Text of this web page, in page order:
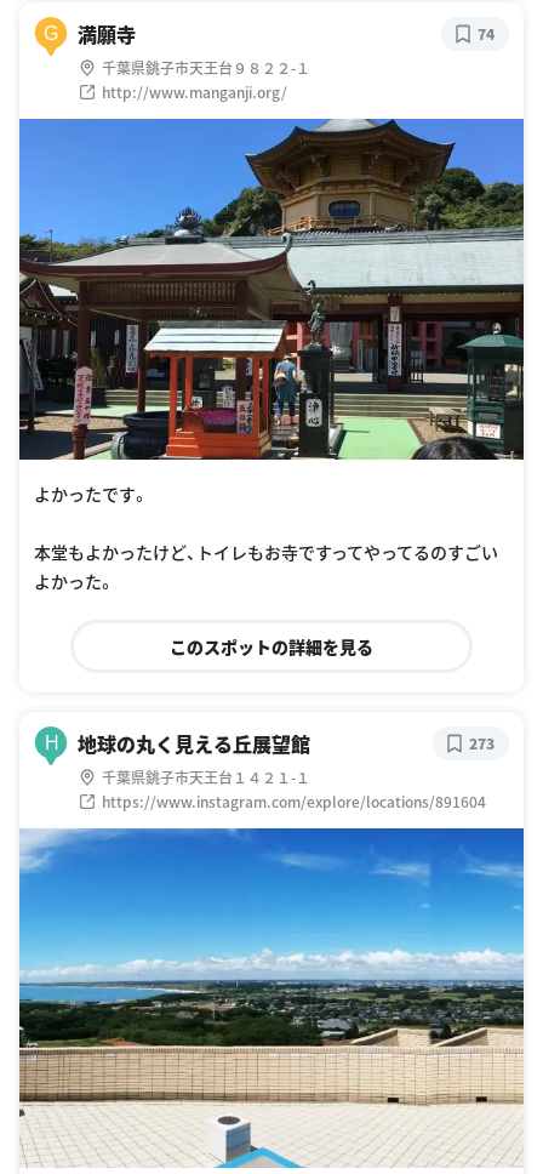
G 満願寺
千葉県銚子市天王台９８２２-１
http://www.manganji.org/
74
よかったです。
本堂もよかったけど、トイレもお寺ですってやってるのすごい
よかった。
このスポットの詳細を見る
H 地球の丸く見える丘展望館
千葉県銚子市天王台１４２１-１
https://www.instagram.com/explore/locations/891604
273